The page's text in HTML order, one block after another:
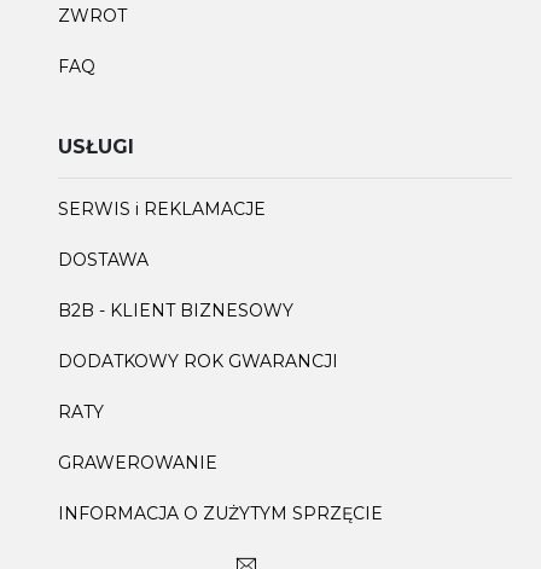
ZWROT
FAQ
USŁUGI
SERWIS i REKLAMACJE
DOSTAWA
B2B - KLIENT BIZNESOWY
DODATKOWY ROK GWARANCJI
RATY
GRAWEROWANIE
INFORMACJA O ZUŻYTYM SPRZĘCIE